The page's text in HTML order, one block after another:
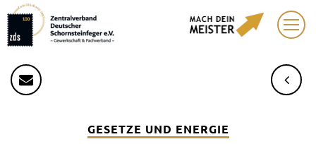
GESETZE UND ENERGIE